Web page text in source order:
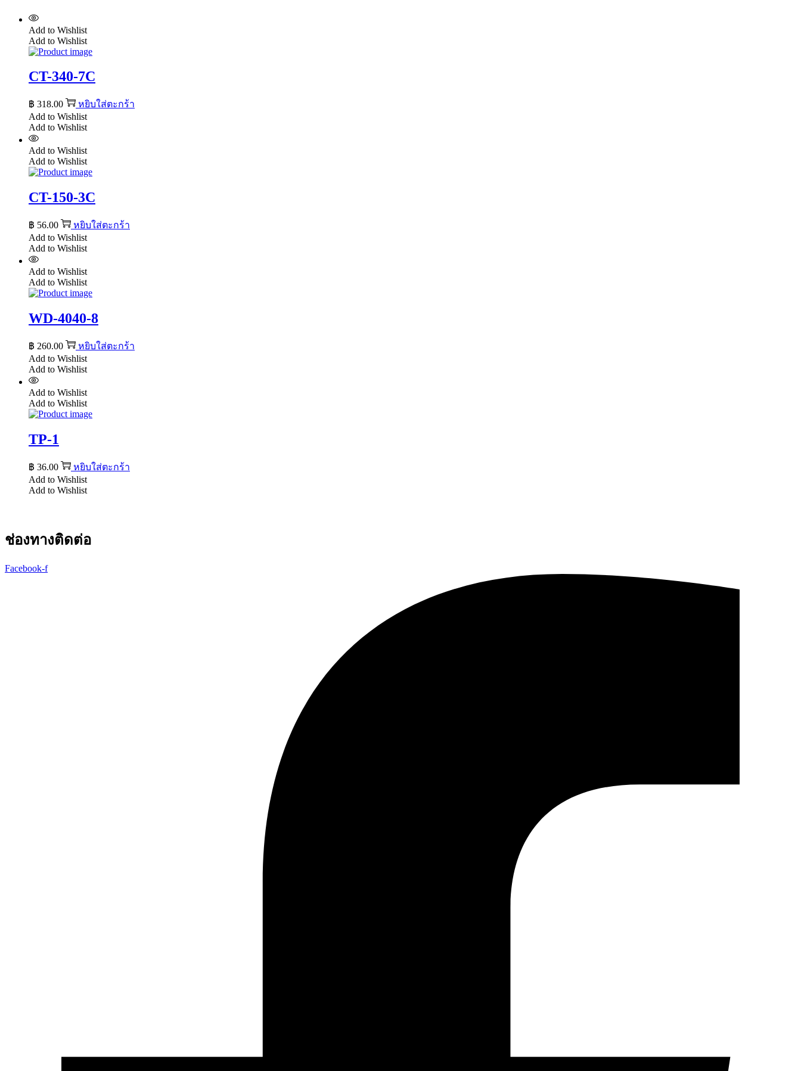
Add to Wishlist
Add to Wishlist
CT-340-7C
฿ 318.00
หยิบใส่ตะกร้า
Add to Wishlist
Add to Wishlist
Add to Wishlist
Add to Wishlist
CT-150-3C
฿ 56.00
หยิบใส่ตะกร้า
Add to Wishlist
Add to Wishlist
Add to Wishlist
Add to Wishlist
WD-4040-8
฿ 260.00
หยิบใส่ตะกร้า
Add to Wishlist
Add to Wishlist
Add to Wishlist
Add to Wishlist
TP-1
฿ 36.00
หยิบใส่ตะกร้า
Add to Wishlist
Add to Wishlist
ช่องทางติดต่อ
Facebook-f